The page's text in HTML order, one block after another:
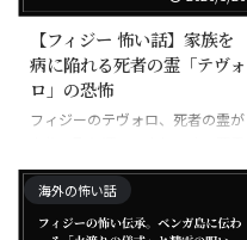
【フィジー 怖い話】家族を
病に陥れる死者の霊「テヴォ
ロ」の恐怖
フィジーのテヴォロ、死者の霊が
海外の怖い話